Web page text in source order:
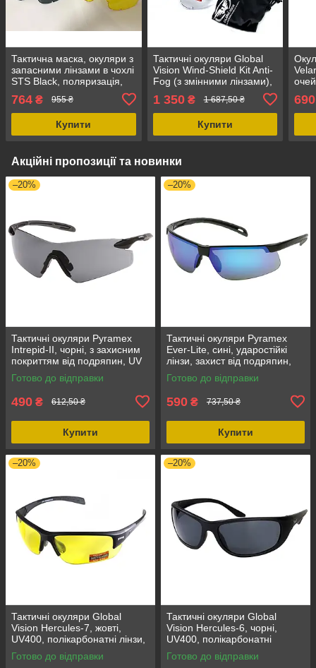
Тактична маска, окуляри з
запасними лінзами в чохлі
STS Black, поляризація,
система
764 ₴ 955 ₴
Купити
Тактичні окуляри Global
Vision Wind-Shield Kit Anti-
Fog (з змінними лінзами),
UV400, колір лінз: сірий-
чорний, прозорий, маска
1 350₴ 1 687,50 ₴
Купити
очей
690
Акційні пропозиції та новинки
–20%
Тактичні окуляри Pyramex
Intrepid-II, чорні, з захисним
покриттям від подряпин, UV
захистом, легка вага 30 г
Готово до відправки
490 ₴ 612,50 ₴
Купити
–20%
Тактичні окуляри Pyramex
Ever-Lite, сині, ударостійкі
лінзи, захист від подряпин,
полікарбонатні лінзи
Готово до відправки
590 ₴ 737,50 ₴
Купити
–20%
Тактичні окуляри Global
Vision Hercules-7, жовті,
UV400, полікарбонатні лінзи,
для спорту та туризму
Готово до відправки
–20%
Тактичні окуляри Global
Vision Hercules-6, чорні,
UV400, полікарбонатні
захисні лінзи, для спорту та
повсякденного використання
Готово до відправки